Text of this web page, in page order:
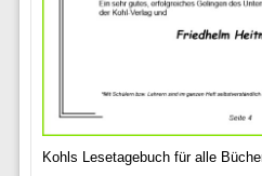
Kohls Lesetagebuch für alle